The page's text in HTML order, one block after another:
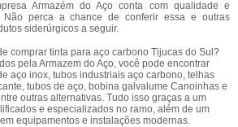
Armazém do Aço conta com qualidade e
perca a chance de conferir essa e outras
siderúrgicos a seguir.
comprar tinta para aço carbono Tijucas do Sul?
pela Armazem do Aço, você pode encontrar
aço inox, tubos industriais aço carbono, telhas
tubos de aço, bobina galvalume Canoinhas e
outras alternativas. Tudo isso graças a um
e especializados no ramo, além de um
equipamentos e instalações modernas.